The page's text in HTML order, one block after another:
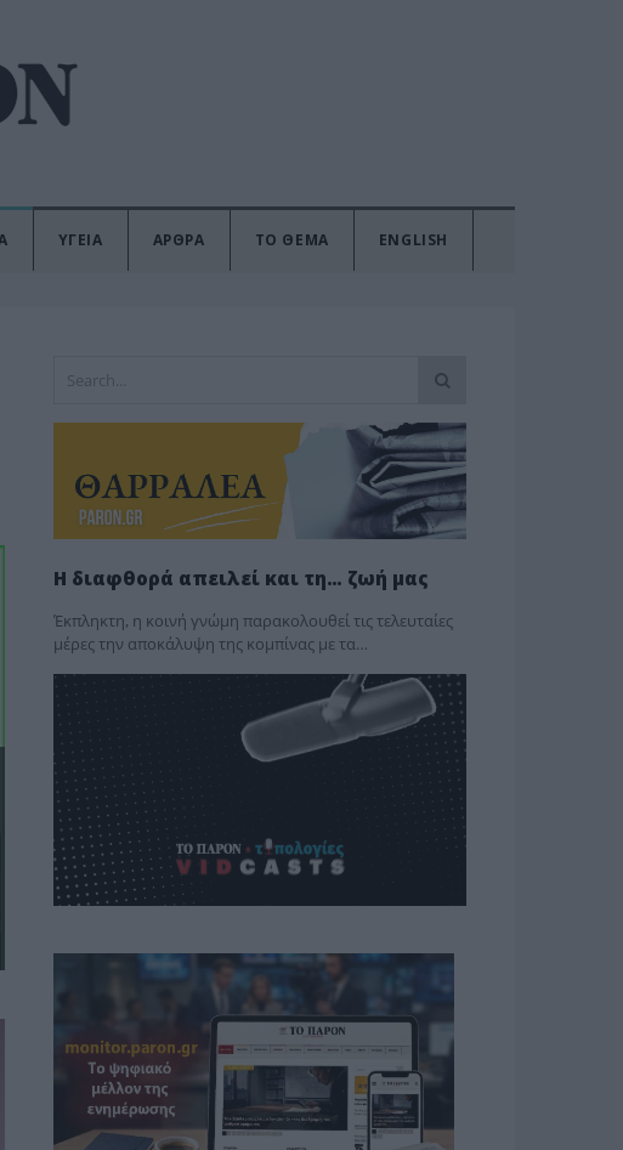
ΥΓΕΙΑ ΑΡΘΡΑ ΤΟ ΘΕΜΑ ENGLISH
Η διαφθορά απειλεί και τη… ζωή μας
Έκπληκτη, η κοινή γνώμη παρακολουθεί τις τελευταίες
μέρες την αποκάλυψη της κο­μπίνας με τα…